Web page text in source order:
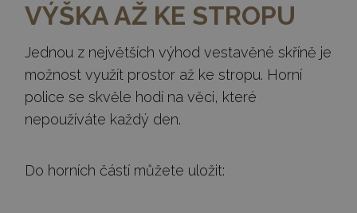
VÝŠKA AŽ KE STROPU
Jednou z největších výhod vestavěné skříně je
možnost využít prostor až ke stropu. Horní
police se skvěle hodí na věci, které
nepoužíváte každý den.
Do horních částí můžete uložit: